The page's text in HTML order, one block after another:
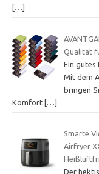
[…]
Qualität
Ein gutes
Mit dem
bringen
Komfort […]
Smarte
Airfryer
Der